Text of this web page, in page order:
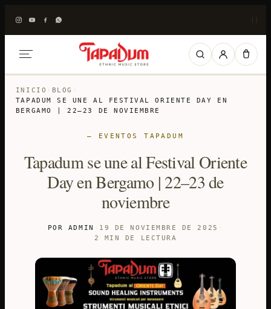
INICIO › BLOG ›
TAPADUM SE UNE AL FESTIVAL ORIENTE DAY EN
BERGAMO | 22–23 DE NOVIEMBRE
— EVENTOS TAPADUM
Tapadum se une al Festival Oriente
Day en Bergamo | 22–23 de
noviembre
POR ADMIN · 19 DE NOVIEMBRE DE 2025 ·
2 MIN DE LECTURA